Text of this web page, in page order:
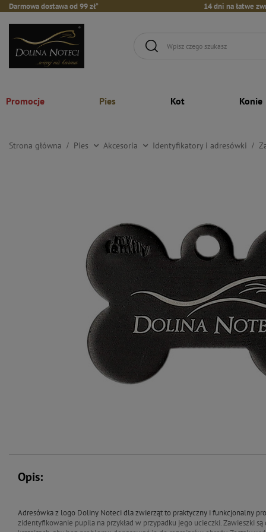
Darmowa dostawa od 99 zł* 14 dni na łatwe
Promocje Pies Kot Konie
Strona główna Pies Akcesoria Identyfikatory i adresówki
Opis:
Adresówka z logo Doliny Noteci dla zwierząt to praktyczny i funkcjonalny
zidentyfikowanie pupila na przykład w przypadku jego ucieczki. Zawieszki